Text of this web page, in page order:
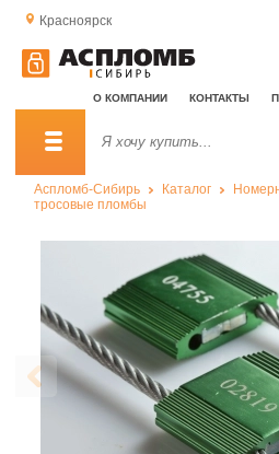
Красноярск
О КОМПАНИИ КОНТАКТЫ
Аспломб-Сибирь Каталог
тросовые пломбы